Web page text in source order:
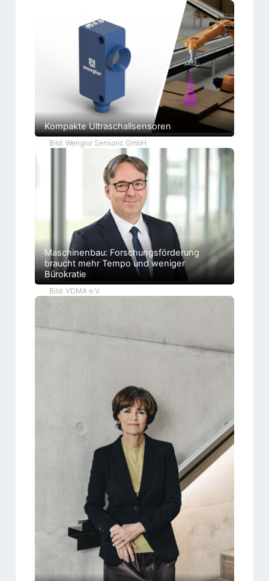
Kompakte Ultraschallsensoren
Bild: Wenglor Sensoric GmbH
Maschinenbau: Forschungsförderung
braucht mehr Tempo und weniger
Bürokratie
Bild: VDMA e.V.